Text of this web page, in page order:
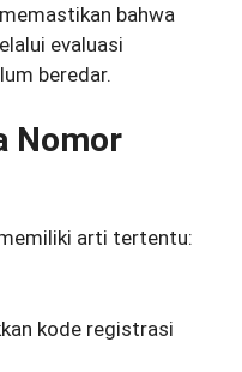
memastikan bahwa
evaluasi
beredar.
Nomor
arti tertentu:
kode registrasi